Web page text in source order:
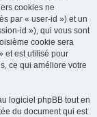
cookies ne
par « user-id ») et un
id »), qui vous sont
cookie sera
et est utilisé pour
ce qui améliore votre
logiciel phpBB tout en
du document qui est